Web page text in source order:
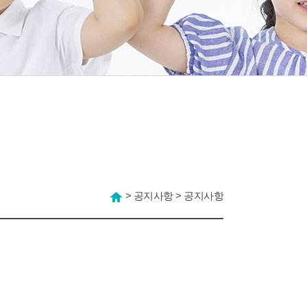
> 공지사항> 공지사항